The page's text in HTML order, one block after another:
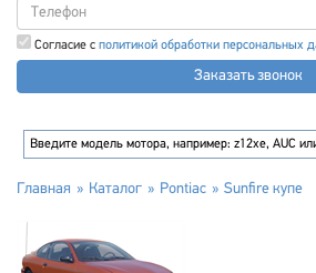
Согласие с политикой обработки персональных
Заказать звонок
Главная Каталог Pontiac Sunfire купе